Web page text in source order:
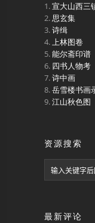
宣大山西三
思玄集
诗缉
上林图卷
能尔斋印谱
四书人物考
诗中画
岳雪楼书画
江山秋色图
资源搜索
最新评论